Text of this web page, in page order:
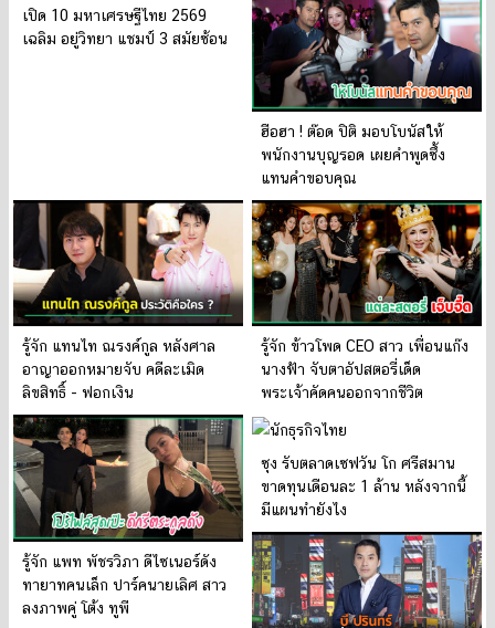
เปิด 10 มหาเศรษฐีไทย 2569
เฉลิม อยู่วิทยา แชมป์ 3 สมัยซ้อน
ฮือฮา ! ต๊อด ปิติ มอบโบนัสให้
พนักงานบุญรอด เผยคำพูดซึ้ง
แทนคำขอบคุณ
รู้จัก แทนไท ณรงค์กูล หลังศาล
อาญาออกหมายจับ คดีละเมิด
ลิขสิทธิ์ - ฟอกเงิน
รู้จัก ข้าวโพด CEO สาว เพื่อนแก๊ง
นางฟ้า จับตาอัปสตอรี่เด็ด
พระเจ้าคัดคนออกจากชีวิต
รู้จัก แพท พัชรวิภา ดีไซเนอร์ดัง
ทายาทคนเล็ก ปาร์คนายเลิศ สาว
ลงภาพคู่ โต้ง ทูพี
ซุง รับตลาดเซฟวัน โก ศรีสมาน
ขาดทุนเดือนละ 1 ล้าน หลังจากนี้
มีแผนทำยังไง